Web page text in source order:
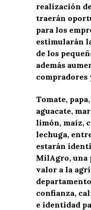
realización
traerán
para los
estimularán
de los
además
compradores
Tomate,
aguacate,
limón, maíz,
lechuga,
estarán
MilAgro, una
valor a la
confianza,
e identidad